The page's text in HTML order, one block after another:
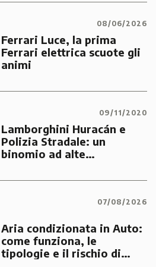
08/06/2026
Ferrari Luce, la prima
Ferrari elettrica scuote gli
animi
09/11/2020
Lamborghini Huracán e
Polizia Stradale: un
binomio ad alte
emergenze dei cittadini
07/08/2026
Aria condizionata in Auto:
come funziona, le
tipologie e il rischio di